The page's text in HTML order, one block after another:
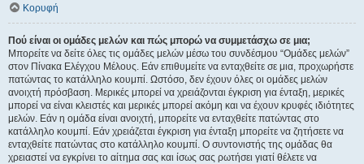
Κορυφή
Πού είναι οι ομάδες μελών και πώς μπορώ να συμμετάσχω σε μια;
Μπορείτε να δείτε όλες τις ομάδες μελών μέσω του συνδέσμου “Ομάδες μελών”
στον Πίνακα Ελέγχου Μέλους. Εάν επιθυμείτε να ενταχθείτε σε μια, προχωρήστε
πατώντας το κατάλληλο κουμπί. Ωστόσο, δεν έχουν όλες οι ομάδες μελών
ανοιχτή πρόσβαση. Μερικές μπορεί να χρειάζονται έγκριση για ένταξη, μερικές
μπορεί να είναι κλειστές και μερικές μπορεί ακόμη και να έχουν κρυφές ιδιότητες
μελών. Εάν η ομάδα είναι ανοιχτή, μπορείτε να ενταχθείτε πατώντας στο
κατάλληλο κουμπί. Εάν χρειάζεται έγκριση για ένταξη μπορείτε να ζητήσετε να
ενταχθείτε πατώντας στο κατάλληλο κουμπί. Ο συντονιστής της ομάδας θα
χρειαστεί να εγκρίνει το αίτημα σας και ίσως σας ρωτήσει γιατί θέλετε να